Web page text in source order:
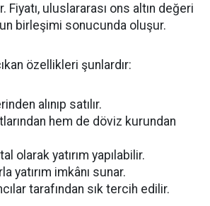
Fiyatı, uluslararası ons altın değeri
birleşimi sonucunda oluşur.
özellikleri şunlardır:
alınıp satılır.
hem de döviz kurundan
olarak yatırım yapılabilir.
yatırım imkânı sunar.
tarafından sık tercih edilir.